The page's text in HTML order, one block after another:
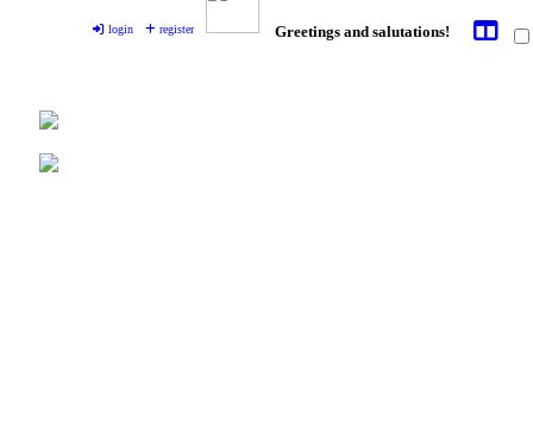
login register Greetings and salutations!